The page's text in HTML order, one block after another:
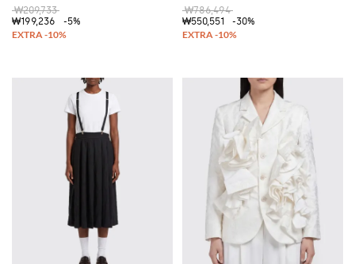
₩209,733
₩199,236
-5%
₩786,494
₩550,551
-30%